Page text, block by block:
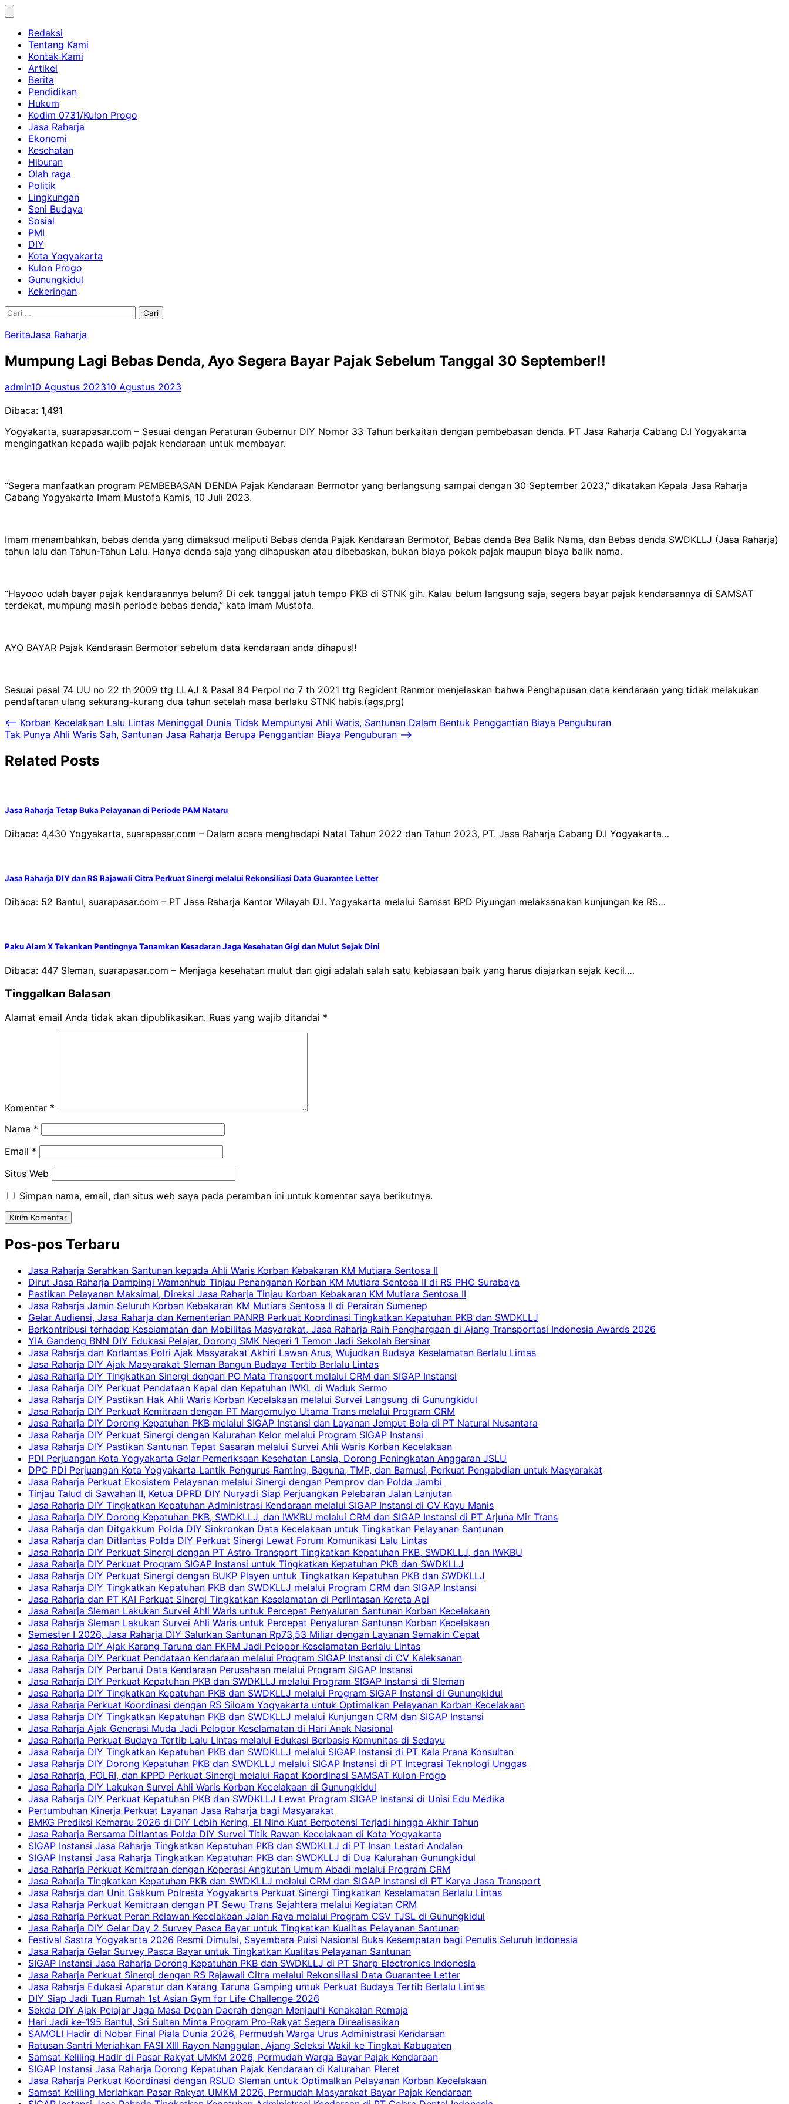
Skip
contentRedaksi
Tentang Kami
Kontak Kami
Artikel
Berita
Pendidikan
Hukum
Kodim 0731/Kulon Progo
Jasa Raharja
Ekonomi
Kesehatan
Hiburan
Olah raga
Politik
Lingkungan
Seni Budaya
Sosial
PMI
DIY
Kota Yogyakarta
Kulon Progo
Gunungkidul
Kekeringan
Cari
BeritaJasa Raharja
Mumpung Lagi Bebas Denda, Ayo Segera Bayar Pajak Sebelum Tanggal 30 September!!
admin10 Agustus 202310 Agustus 2023
Dibaca: 1,491
Yogyakarta, suarapasar.com – Sesuai dengan Peraturan Gubernur DIY Nomor 33 Tahun berkaitan dengan pembebasan denda. PT Jasa Raharja Cabang D.I Yogyakarta
mengingatkan kepada wajib pajak kendaraan untuk membayar.
“Segera manfaatkan program PEMBEBASAN DENDA Pajak Kendaraan Bermotor yang berlangsung sampai dengan 30 September 2023,” dikatakan Kepala Jasa Raharja
Cabang Yogyakarta Imam Mustofa Kamis, 10 Juli 2023.
Imam menambahkan, bebas denda yang dimaksud meliputi Bebas denda Pajak Kendaraan Bermotor, Bebas denda Bea Balik Nama, dan Bebas denda SWDKLLJ (Jasa Raharja)
tahun lalu dan Tahun-Tahun Lalu. Hanya denda saja yang dihapuskan atau dibebaskan, bukan biaya pokok pajak maupun biaya balik nama.
“Hayooo udah bayar pajak kendaraannya belum? Di cek tanggal jatuh tempo PKB di STNK gih. Kalau belum langsung saja, segera bayar pajak kendaraannya di SAMSAT
terdekat, mumpung masih periode bebas denda,” kata Imam Mustofa.
AYO BAYAR Pajak Kendaraan Bermotor sebelum data kendaraan anda dihapus!!
Sesuai pasal 74 UU no 22 th 2009 ttg LLAJ & Pasal 84 Perpol no 7 th 2021 ttg Regident Ranmor menjelaskan bahwa Penghapusan data kendaraan yang tidak melakukan
pendaftaran ulang sekurang-kurang dua tahun setelah masa berlaku STNK habis.(ags,prg)
Navigasi
pos
⟵ Korban Kecelakaan Lalu Lintas Meninggal Dunia Tidak Mempunyai Ahli Waris, Santunan Dalam Bentuk Penggantian Biaya Penguburan
Tak Punya Ahli Waris Sah, Santunan Jasa Raharja Berupa Penggantian Biaya Penguburan ⟶
Related Posts
Jasa Raharja Tetap Buka Pelayanan di Periode PAM Nataru
Dibaca: 4,430 Yogyakarta, suarapasar.com – Dalam acara menghadapi Natal Tahun 2022 dan Tahun 2023, PT. Jasa Raharja Cabang D.I Yogyakarta…
Jasa Raharja DIY dan RS Rajawali Citra Perkuat Sinergi melalui Rekonsiliasi Data Guarantee Letter
Dibaca: 52 Bantul, suarapasar.com – PT Jasa Raharja Kantor Wilayah D.I. Yogyakarta melalui Samsat BPD Piyungan melaksanakan kunjungan ke RS…
Paku Alam X Tekankan Pentingnya Tanamkan Kesadaran Jaga Kesehatan Gigi dan Mulut Sejak Dini
Dibaca: 447 Sleman, suarapasar.com – Menjaga kesehatan mulut dan gigi adalah salah satu kebiasaan baik yang harus diajarkan sejak kecil.…
Tinggalkan Balasan
Alamat email Anda tidak akan dipublikasikan. Ruas yang wajib ditandai *
Komentar *
Nama *
Email *
Situs Web
Simpan nama, email, dan situs web saya pada peramban ini untuk komentar saya berikutnya.
Pos-pos Terbaru
Jasa Raharja Serahkan Santunan kepada Ahli Waris Korban Kebakaran KM Mutiara Sentosa II
Dirut Jasa Raharja Dampingi Wamenhub Tinjau Penanganan Korban KM Mutiara Sentosa II di RS PHC Surabaya
Pastikan Pelayanan Maksimal, Direksi Jasa Raharja Tinjau Korban Kebakaran KM Mutiara Sentosa II
Jasa Raharja Jamin Seluruh Korban Kebakaran KM Mutiara Sentosa II di Perairan Sumenep
Gelar Audiensi, Jasa Raharja dan Kementerian PANRB Perkuat Koordinasi Tingkatkan Kepatuhan PKB dan SWDKLLJ
Berkontribusi terhadap Keselamatan dan Mobilitas Masyarakat, Jasa Raharja Raih Penghargaan di Ajang Transportasi Indonesia Awards 2026
YIA Gandeng BNN DIY Edukasi Pelajar, Dorong SMK Negeri 1 Temon Jadi Sekolah Bersinar
Jasa Raharja dan Korlantas Polri Ajak Masyarakat Akhiri Lawan Arus, Wujudkan Budaya Keselamatan Berlalu Lintas
Jasa Raharja DIY Ajak Masyarakat Sleman Bangun Budaya Tertib Berlalu Lintas
Jasa Raharja DIY Tingkatkan Sinergi dengan PO Mata Transport melalui CRM dan SIGAP Instansi
Jasa Raharja DIY Perkuat Pendataan Kapal dan Kepatuhan IWKL di Waduk Sermo
Jasa Raharja DIY Pastikan Hak Ahli Waris Korban Kecelakaan melalui Survei Langsung di Gunungkidul
Jasa Raharja DIY Perkuat Kemitraan dengan PT Margomulyo Utama Trans melalui Program CRM
Jasa Raharja DIY Dorong Kepatuhan PKB melalui SIGAP Instansi dan Layanan Jemput Bola di PT Natural Nusantara
Jasa Raharja DIY Perkuat Sinergi dengan Kalurahan Kelor melalui Program SIGAP Instansi
Jasa Raharja DIY Pastikan Santunan Tepat Sasaran melalui Survei Ahli Waris Korban Kecelakaan
PDI Perjuangan Kota Yogyakarta Gelar Pemeriksaan Kesehatan Lansia, Dorong Peningkatan Anggaran JSLU
DPC PDI Perjuangan Kota Yogyakarta Lantik Pengurus Ranting, Baguna, TMP, dan Bamusi, Perkuat Pengabdian untuk Masyarakat
Jasa Raharja Perkuat Ekosistem Pelayanan melalui Sinergi dengan Pemprov dan Polda Jambi
Tinjau Talud di Sawahan II, Ketua DPRD DIY Nuryadi Siap Perjuangkan Pelebaran Jalan Lanjutan
Jasa Raharja DIY Tingkatkan Kepatuhan Administrasi Kendaraan melalui SIGAP Instansi di CV Kayu Manis
Jasa Raharja DIY Dorong Kepatuhan PKB, SWDKLLJ, dan IWKBU melalui CRM dan SIGAP Instansi di PT Arjuna Mir Trans
Jasa Raharja dan Ditgakkum Polda DIY Sinkronkan Data Kecelakaan untuk Tingkatkan Pelayanan Santunan
Jasa Raharja dan Ditlantas Polda DIY Perkuat Sinergi Lewat Forum Komunikasi Lalu Lintas
Jasa Raharja DIY Perkuat Sinergi dengan PT Astro Transport Tingkatkan Kepatuhan PKB, SWDKLLJ, dan IWKBU
Jasa Raharja DIY Perkuat Program SIGAP Instansi untuk Tingkatkan Kepatuhan PKB dan SWDKLLJ
Jasa Raharja DIY Perkuat Sinergi dengan BUKP Playen untuk Tingkatkan Kepatuhan PKB dan SWDKLLJ
Jasa Raharja DIY Tingkatkan Kepatuhan PKB dan SWDKLLJ melalui Program CRM dan SIGAP Instansi
Jasa Raharja dan PT KAI Perkuat Sinergi Tingkatkan Keselamatan di Perlintasan Kereta Api
Jasa Raharja Sleman Lakukan Survei Ahli Waris untuk Percepat Penyaluran Santunan Korban Kecelakaan
Jasa Raharja Sleman Lakukan Survei Ahli Waris untuk Percepat Penyaluran Santunan Korban Kecelakaan
Semester I 2026, Jasa Raharja DIY Salurkan Santunan Rp73,53 Miliar dengan Layanan Semakin Cepat
Jasa Raharja DIY Ajak Karang Taruna dan FKPM Jadi Pelopor Keselamatan Berlalu Lintas
Jasa Raharja DIY Perkuat Pendataan Kendaraan melalui Program SIGAP Instansi di CV Kaleksanan
Jasa Raharja DIY Perbarui Data Kendaraan Perusahaan melalui Program SIGAP Instansi
Jasa Raharja DIY Perkuat Kepatuhan PKB dan SWDKLLJ melalui Program SIGAP Instansi di Sleman
Jasa Raharja DIY Tingkatkan Kepatuhan PKB dan SWDKLLJ melalui Program SIGAP Instansi di Gunungkidul
Jasa Raharja Perkuat Koordinasi dengan RS Siloam Yogyakarta untuk Optimalkan Pelayanan Korban Kecelakaan
Jasa Raharja DIY Tingkatkan Kepatuhan PKB dan SWDKLLJ melalui Kunjungan CRM dan SIGAP Instansi
Jasa Raharja Ajak Generasi Muda Jadi Pelopor Keselamatan di Hari Anak Nasional
Jasa Raharja Perkuat Budaya Tertib Lalu Lintas melalui Edukasi Berbasis Komunitas di Sedayu
Jasa Raharja DIY Tingkatkan Kepatuhan PKB dan SWDKLLJ melalui SIGAP Instansi di PT Kala Prana Konsultan
Jasa Raharja DIY Dorong Kepatuhan PKB dan SWDKLLJ melalui SIGAP Instansi di PT Integrasi Teknologi Unggas
Jasa Raharja, POLRI, dan KPPD Perkuat Sinergi melalui Rapat Koordinasi SAMSAT Kulon Progo
Jasa Raharja DIY Lakukan Survei Ahli Waris Korban Kecelakaan di Gunungkidul
Jasa Raharja DIY Perkuat Kepatuhan PKB dan SWDKLLJ Lewat Program SIGAP Instansi di Unisi Edu Medika
Pertumbuhan Kinerja Perkuat Layanan Jasa Raharja bagi Masyarakat
BMKG Prediksi Kemarau 2026 di DIY Lebih Kering, El Nino Kuat Berpotensi Terjadi hingga Akhir Tahun
Jasa Raharja Bersama Ditlantas Polda DIY Survei Titik Rawan Kecelakaan di Kota Yogyakarta
SIGAP Instansi Jasa Raharja Tingkatkan Kepatuhan PKB dan SWDKLLJ di PT Insan Lestari Andalan
SIGAP Instansi Jasa Raharja Tingkatkan Kepatuhan PKB dan SWDKLLJ di Dua Kalurahan Gunungkidul
Jasa Raharja Perkuat Kemitraan dengan Koperasi Angkutan Umum Abadi melalui Program CRM
Jasa Raharja Tingkatkan Kepatuhan PKB dan SWDKLLJ melalui CRM dan SIGAP Instansi di PT Karya Jasa Transport
Jasa Raharja dan Unit Gakkum Polresta Yogyakarta Perkuat Sinergi Tingkatkan Keselamatan Berlalu Lintas
Jasa Raharja Perkuat Kemitraan dengan PT Sewu Trans Sejahtera melalui Kegiatan CRM
Jasa Raharja Perkuat Peran Relawan Kecelakaan Jalan Raya melalui Program CSV TJSL di Gunungkidul
Jasa Raharja DIY Gelar Day 2 Survey Pasca Bayar untuk Tingkatkan Kualitas Pelayanan Santunan
Festival Sastra Yogyakarta 2026 Resmi Dimulai, Sayembara Puisi Nasional Buka Kesempatan bagi Penulis Seluruh Indonesia
Jasa Raharja Gelar Survey Pasca Bayar untuk Tingkatkan Kualitas Pelayanan Santunan
SIGAP Instansi Jasa Raharja Dorong Kepatuhan PKB dan SWDKLLJ di PT Sharp Electronics Indonesia
Jasa Raharja Perkuat Sinergi dengan RS Rajawali Citra melalui Rekonsiliasi Data Guarantee Letter
Jasa Raharja Edukasi Aparatur dan Karang Taruna Gamping untuk Perkuat Budaya Tertib Berlalu Lintas
DIY Siap Jadi Tuan Rumah 1st Asian Gym for Life Challenge 2026
Sekda DIY Ajak Pelajar Jaga Masa Depan Daerah dengan Menjauhi Kenakalan Remaja
Hari Jadi ke-195 Bantul, Sri Sultan Minta Program Pro-Rakyat Segera Direalisasikan
SAMOLI Hadir di Nobar Final Piala Dunia 2026, Permudah Warga Urus Administrasi Kendaraan
Ratusan Santri Meriahkan FASI XIII Rayon Nanggulan, Ajang Seleksi Wakil ke Tingkat Kabupaten
Samsat Keliling Hadir di Pasar Rakyat UMKM 2026, Permudah Warga Bayar Pajak Kendaraan
SIGAP Instansi Jasa Raharja Dorong Kepatuhan Pajak Kendaraan di Kalurahan Pleret
Jasa Raharja Perkuat Koordinasi dengan RSUD Sleman untuk Optimalkan Pelayanan Korban Kecelakaan
Samsat Keliling Meriahkan Pasar Rakyat UMKM 2026, Permudah Masyarakat Bayar Pajak Kendaraan